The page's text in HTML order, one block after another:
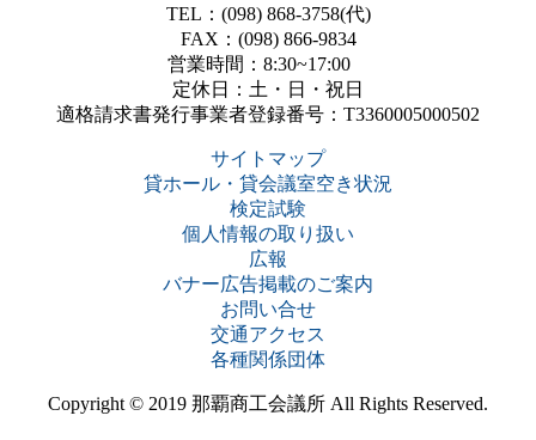
TEL：(098) 868-3758(代)
FAX：(098) 866-9834
営業時間：8:30~17:00
定休日：土・日・祝日
適格請求書発行事業者登録番号：T3360005000502
サイトマップ
貸ホール・貸会議室空き状況
検定試験
個人情報の取り扱い
広報
バナー広告掲載のご案内
お問い合せ
交通アクセス
各種関係団体
Copyright © 2019 那覇商工会議所 All Rights Reserved.